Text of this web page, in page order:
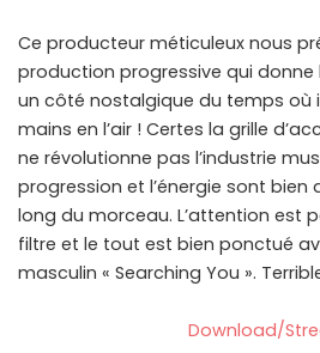
Ce producteur méticuleux nous
production progressive qui
un côté nostalgique du temps où
mains en l’air ! Certes la grille
ne révolutionne pas l’industrie
progression et l’énergie sont
long du morceau. L’attention est
filtre et le tout est bien ponctué
masculin « Searching You ».
Download/